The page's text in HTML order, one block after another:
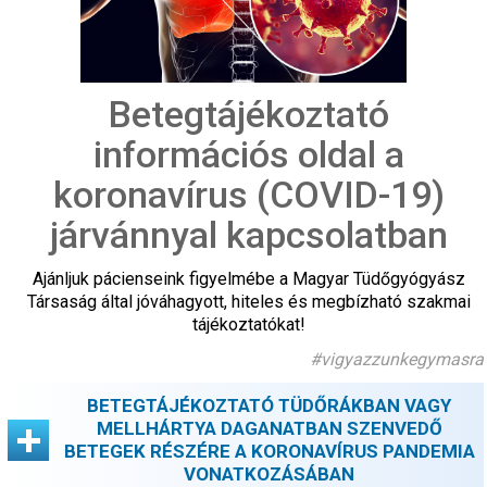
Betegtájékoztató
információs oldal a
koronavírus (COVID-19)
járvánnyal kapcsolatban
Ajánljuk pácienseink figyelmébe a Magyar Tüdőgyógyász
Társaság által jóváhagyott, hiteles és megbízható szakmai
tájékoztatókat!
#vigyazzunkegymasra
BETEGTÁJÉKOZTATÓ TÜDŐRÁKBAN VAGY
MELLHÁRTYA DAGANATBAN SZENVEDŐ
BETEGEK RÉSZÉRE A KORONAVÍRUS PANDEMIA
VONATKOZÁSÁBAN